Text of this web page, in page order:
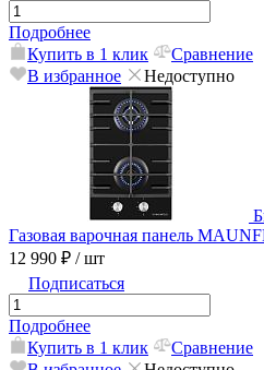
Подробнее
Купить в 1 клик
Сравнение
В избранное
Недоступно
Газовая варочная панель
12 990 ₽ / шт
Подписаться
Подробнее
Купить в 1 клик
Сравнение